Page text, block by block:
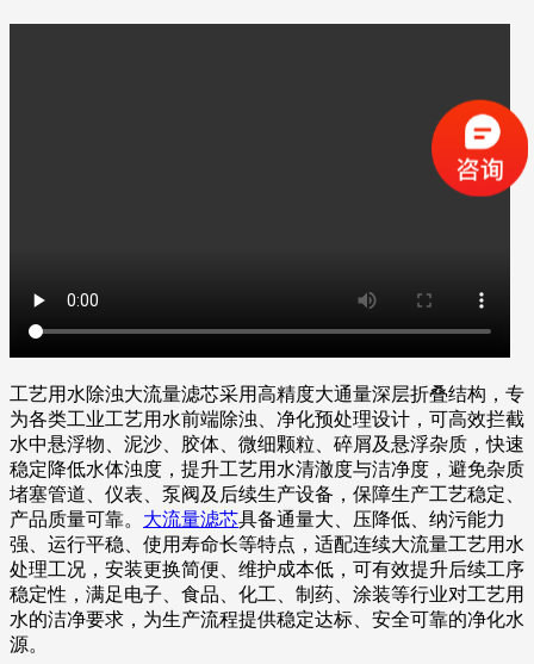
工艺用水除浊大流量滤芯采用高精度大通量深层折叠结构，专
为各类工业工艺用水前端除浊、净化预处理设计，可高效拦截
水中悬浮物、泥沙、胶体、微细颗粒、碎屑及悬浮杂质，快速
稳定降低水体浊度，提升工艺用水清澈度与洁净度，避免杂质
堵塞管道、仪表、泵阀及后续生产设备，保障生产工艺稳定、
产品质量可靠。 大流量滤芯具备通量大、压降低、纳污能力
强、运行平稳、使用寿命长等特点，适配连续大流量工艺用水
处理工况，安装更换简便、维护成本低，可有效提升后续工序
稳定性，满足电子、食品、化工、制药、涂装等行业对工艺用
水的洁净要求，为生产流程提供稳定达标、安全可靠的净化水
源。